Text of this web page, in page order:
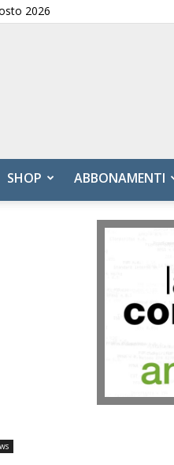
2026
SHOP ABBONAMENTI